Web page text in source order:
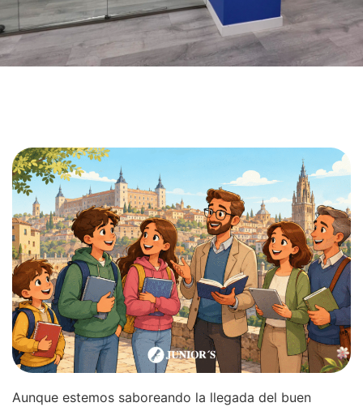
Aunque estemos saboreando la llegada del buen